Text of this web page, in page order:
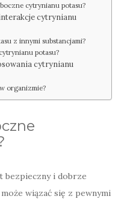
cytrynianu potasu?
cytrynianu
z innymi substancjami?
potasu?
cytrynianu
organizmie?
bezpieczny i dobrze
wiązać się z pewnymi